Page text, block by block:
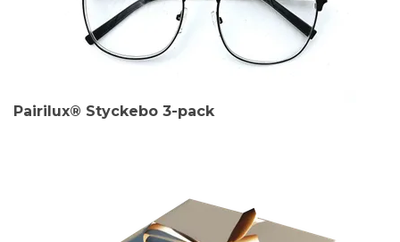
Pairilux® Styckebo 3-pack